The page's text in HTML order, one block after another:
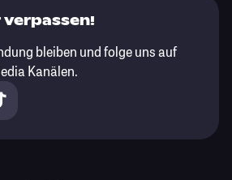
verpassen!
bleiben und folge uns auf
Kanälen.